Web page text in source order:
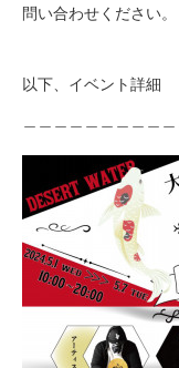
問い合わせください。
以下、イベント詳細